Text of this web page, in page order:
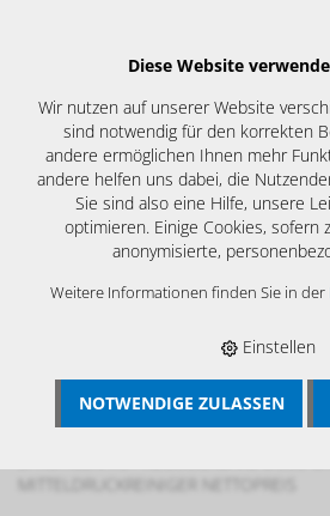
BÖSCH MRS › LÜFTUNGSREINIGUNG
MITTELDRUCKREINIGER NETTOPREIS
Diese Website
Wir nutzen auf unserer Website
sind notwendig für den korrekten
andere ermöglichen Ihnen mehr
andere helfen uns dabei, die
Sie sind also eine Hilfe, unsere
optimieren. Einige Cookies, sofern
anonymisierte,
Weitere Informationen finden Sie in der
Einstellen
NOTWENDIGE ZULASSEN